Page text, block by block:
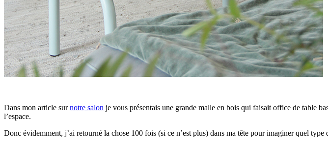
Dans mon article surnotre salon je vous présentais une grande malle en bois qui faisait office de table
l’espace.
Donc évidemment, j’ai retourné la chose 100 fois (si ce n’est plus) dans ma tête pour imaginer quel type